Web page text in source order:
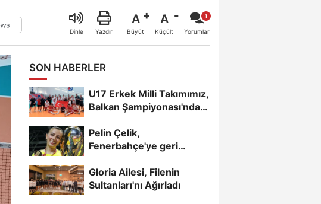
Dinle Yazdır
A
Büyüt
A
Küçült Yorumlar
SON HABERLER
U17 Erkek Milli Takımımız,
Balkan Şampiyonası'nda
Pelin Çelik,
Fenerbahçe'ye geri
Gloria Ailesi, Filenin
Sultanları'nı Ağırladı